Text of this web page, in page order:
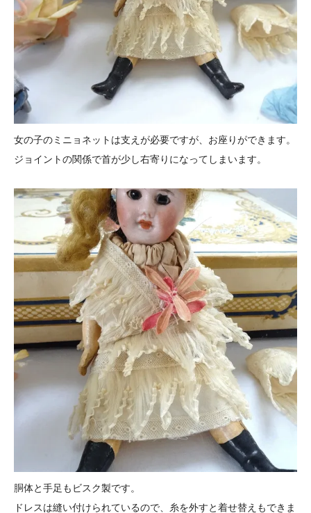
女の子のミニョネットは支えが必要ですが、お座りができます。
ジョイントの関係で首が少し右寄りになってしまいます。
胴体と手足もビスク製です。
ドレスは縫い付けられているので、糸を外すと着せ替えもできま